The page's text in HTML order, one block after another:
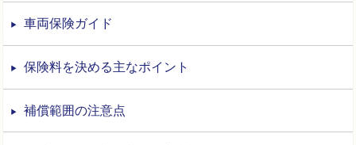
車両保険ガイド
保険料を決める主なポイント
補償範囲の注意点